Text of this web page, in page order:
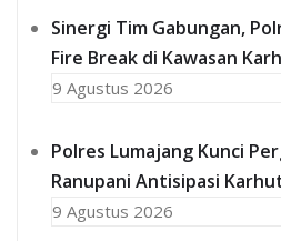
Sinergi Tim Gabungan,
Fire Break di Kawasan
9 Agustus 2026
Polres Lumajang Kunci
Ranupani Antisipasi
9 Agustus 2026